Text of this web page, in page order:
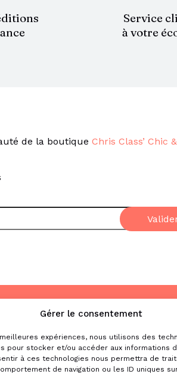
Gérer le consentement
expériences, nous utilisons des
pour stocker et/ou accéder aux informations
à ces technologies nous permettra de
de navigation ou les ID uniques
Service
à votre
de la boutique Chris Class’ Chic
& nous contacter
2 place de la Liberté